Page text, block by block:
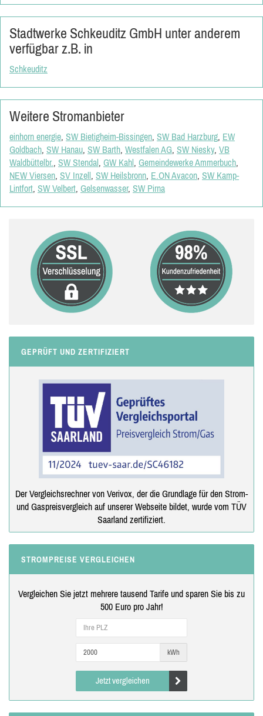
Stadtwerke Schkeuditz GmbH unter anderem
verfügbar z.B. in
Schkeuditz
Weitere Stromanbieter
einhorn energie, SW Bietigheim-Bissingen, SW Bad Harzburg, EW
Goldbach, SW Hanau, SW Barth, Westfalen AG, SW Niesky, VB
Waldbüttelbr., SW Stendal, GW Kahl, Gemeindewerke Ammerbuch,
NEW Viersen, SV Inzell, SW Heilsbronn, E.ON Avacon, SW Kamp-
Lintfort, SW Velbert, Gelsenwasser, SW Pirna
GEPRÜFT UND ZERTIFIZIERT
Der Vergleichsrechner von Verivox, der die Grundlage für den Strom-
und Gaspreisvergleich auf unserer Webseite bildet, wurde vom TÜV
Saarland zertifiziert.
STROMPREISE VERGLEICHEN
Vergleichen Sie jetzt mehrere tausend Tarife und sparen Sie bis zu
500 Euro pro Jahr!
kWh
Jetzt vergleichen